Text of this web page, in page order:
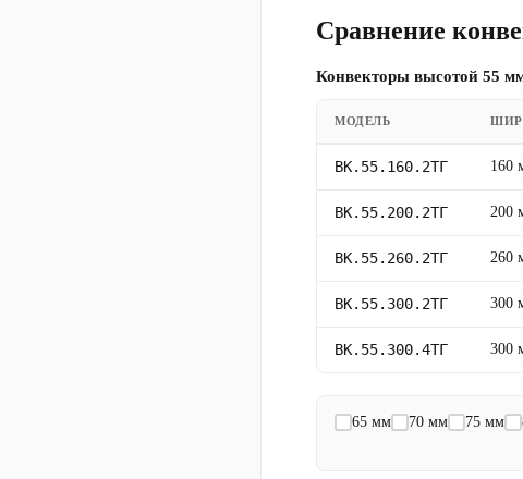
Сравнение
Конвекторы высотой 55
МОДЕЛЬ
ВК.55.160.2ТГ 160
ВК.55.200.2ТГ 200
ВК.55.260.2ТГ 260
ВК.55.300.2ТГ 300
ВК.55.300.4ТГ 300
65 мм 70 мм 75 мм